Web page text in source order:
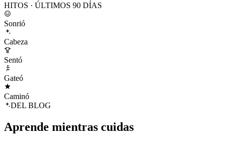
HITOS · ÚLTIMOS 90 DÍAS
Sonrió
Cabeza
Sentó
Gateó
Caminó
DEL BLOG
Aprende mientras cuidas